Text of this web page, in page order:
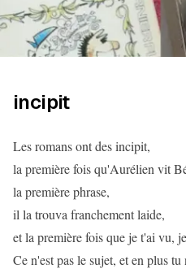
incipit
Les romans ont des incipit,
la première fois qu'Aurélien vit
la première phrase,
il la trouva franchement laide,
et la première fois que je t'ai vu,
Ce n'est pas le sujet, et en plus